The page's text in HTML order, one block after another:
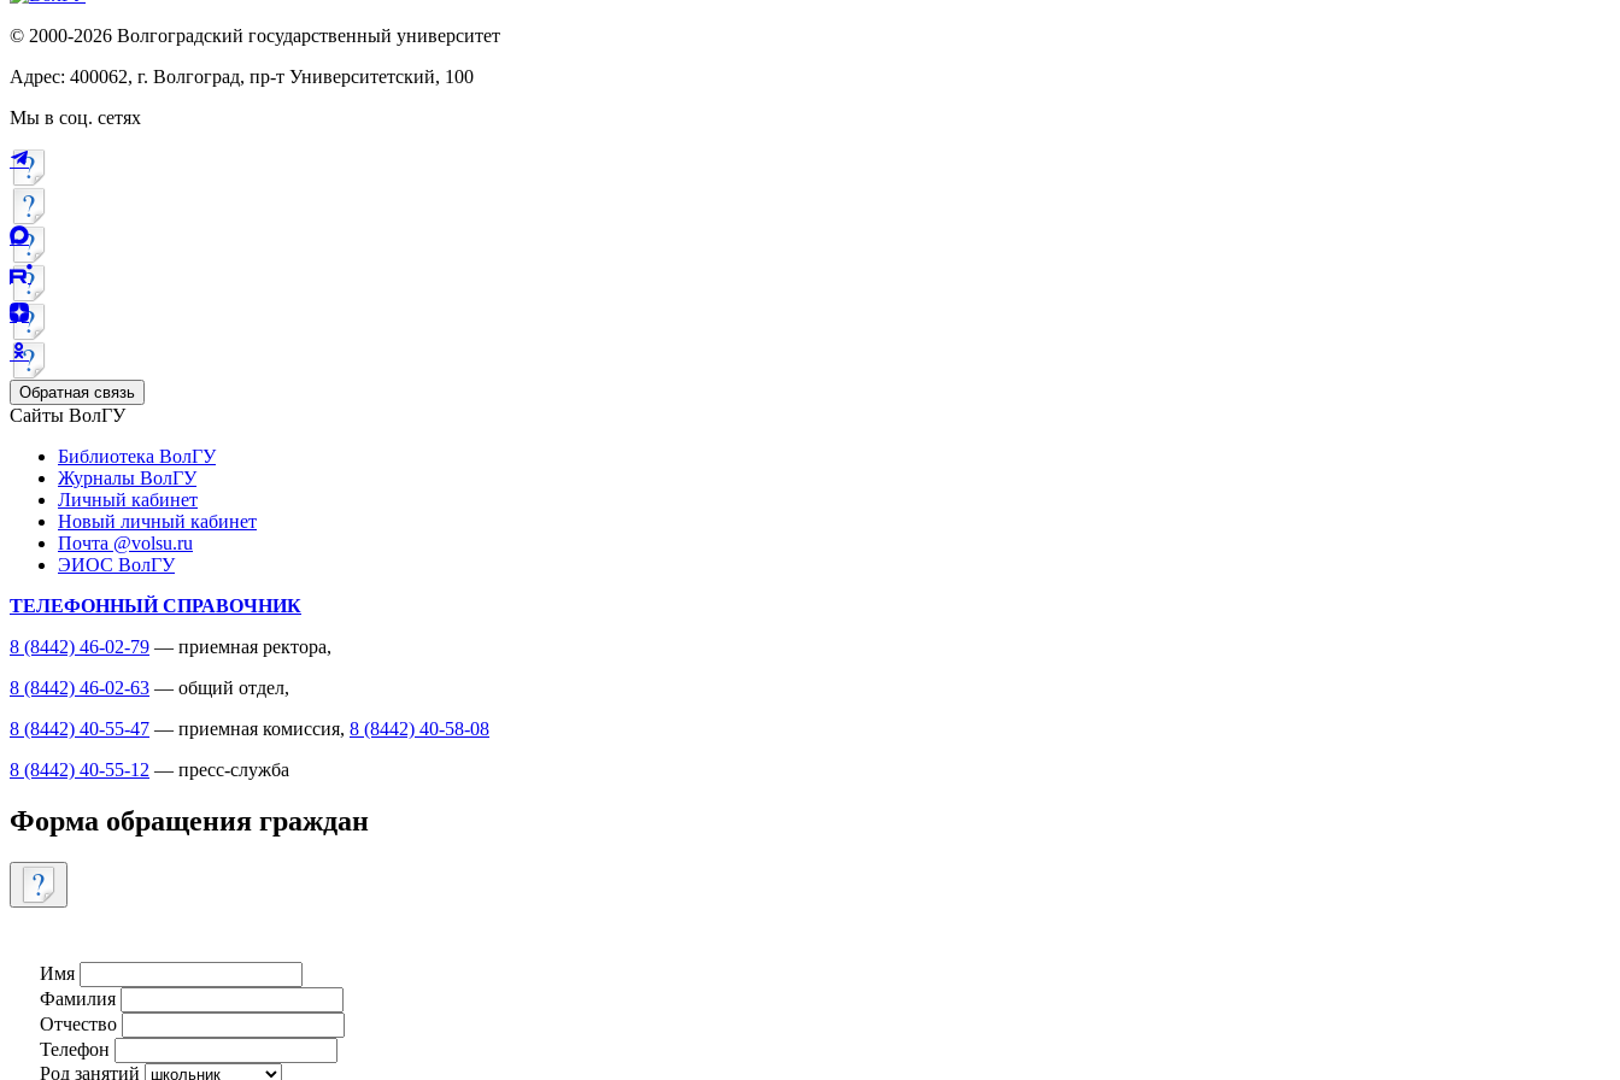
© 2000-2026 Волгоградский государственный университет
Адрес: 400062, г. Волгоград, пр-т Университетский, 100
Мы в соц. сетях
Обратная связь
Сайты ВолГУ
Библиотека ВолГУ
Журналы ВолГУ
Личный кабинет
Новый личный кабинет
Почта @volsu.ru
ЭИОС ВолГУ
ТЕЛЕФОННЫЙ СПРАВОЧНИК
8 (8442) 46-02-79 — приемная ректора,
8 (8442) 46-02-63 — общий отдел,
8 (8442) 40-55-47 — приемная комиссия, 8 (8442) 40-58-08
8 (8442) 40-55-12 — пресс-служба
Форма обращения граждан
Имя
Фамилия
Отчество
Телефон
Род занятий